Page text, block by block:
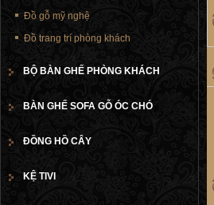
Đồ gỗ mỹ nghệ
Đồ trang trí phòng khách
BỘ BÀN GHẾ PHÒNG KHÁCH
BÀN GHẾ SOFA GỖ ÓC CHÓ
ĐỒNG HỒ CÂY
KỆ TIVI